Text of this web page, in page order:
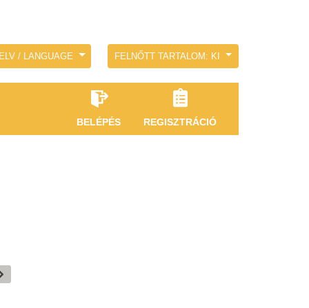
/ LANGUAGE FELNŐTT TARTALOM: KI
BELÉPÉS REGISZTRÁCIÓ